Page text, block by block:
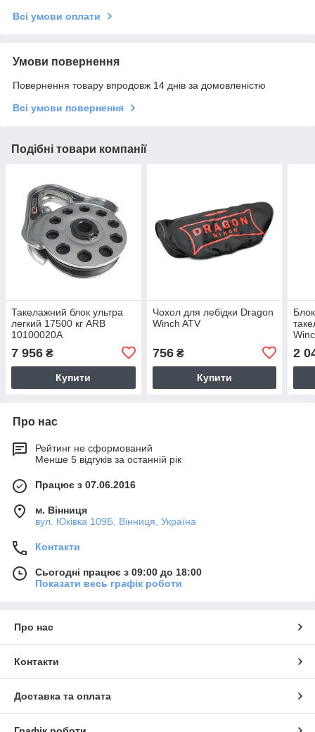
Всі умови оплати
Умови повернення
Повернення товару впродовж 14 днів за домовленістю
Всі умови повернення
Подібні товари компанії
Такелажний блок ультра
легкий 17500 кг ARB
10100020A
7 956 ₴
Купити
Чохол для лебідки Dragon
Winch ATV
756₴
Купити
2
Про нас
Рейтинг не сформований
Менше 5 відгуків за останній рік
Працює з 07.06.2016
м. Вінниця
вул. Юківка 109Б, Вінниця, Україна
Контакти
Сьогодні працює з 09:00 до 18:00
Показати весь графік роботи
Про нас
Контакти
Доставка та оплата